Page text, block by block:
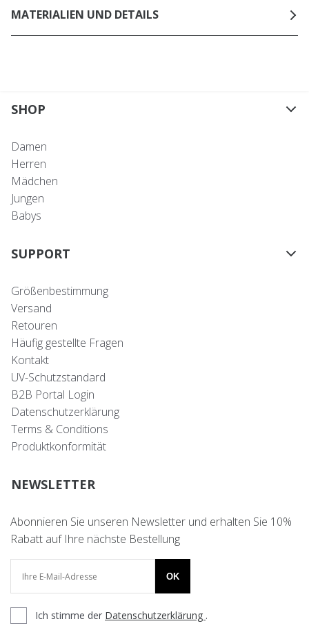
MATERIALIEN UND DETAILS
SHOP
Damen
Herren
Mädchen
Jungen
Babys
SUPPORT
Größenbestimmung
Versand
Retouren
Häufig gestellte Fragen
Kontakt
UV-Schutzstandard
B2B Portal Login
Datenschutzerklärung
Terms & Conditions
Produktkonformität
NEWSLETTER
Abonnieren Sie unseren Newsletter und erhalten Sie 10%
Rabatt auf Ihre nächste Bestellung
OK
Ich stimme der Datenschutzerklärung .